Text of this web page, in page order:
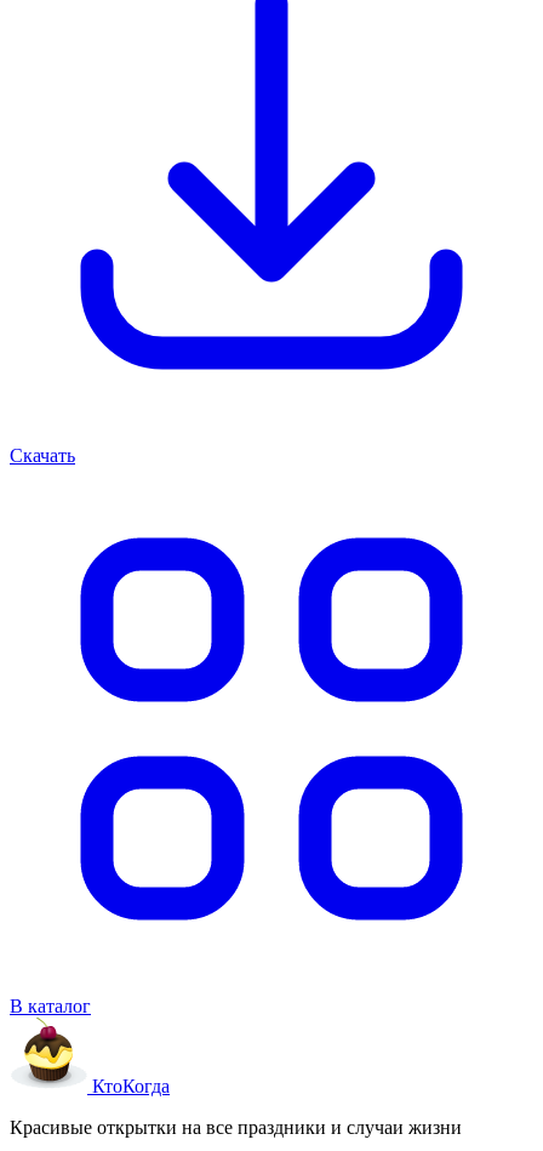
Скачать
В каталог
КтоКогда
Красивые открытки на все праздники и случаи жизни